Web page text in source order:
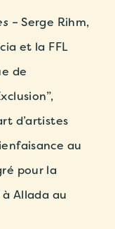
– Serge Rihm,
et la FFL
de
d’artistes
au
pour la
Allada au